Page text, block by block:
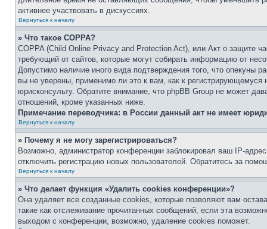
активнее участвовать в дискуссиях.
Вернуться к началу
» Что такое COPPA?
COPPA (Child Online Privacy and Protection Act), или Акт о защите
требующий от сайтов, которые могут собирать информацию от
Допустимо наличие иного вида подтверждения того, что
вы не уверены, применимо ли это к вам, как к
юрисконсульту. Обратите внимание, что phpBB Group не может
отношений, кроме указанных ниже.
Примечание переводчика: в России данный акт не имеет
Вернуться к началу
» Почему я не могу зарегистрироваться?
Возможно, администратор конференции заблокировал ваш IP-
отключить регистрацию новых пользователей. Обратитесь за
Вернуться к началу
» Что делает функция «Удалить cookies конференции»?
Она удаляет все созданные cookies, которые позволяют вам
такие как отслеживание прочитанных сообщений, если эта
выходом с конференции, возможно, удаление cookies поможет.